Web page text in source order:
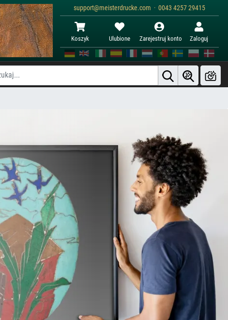
support@meisterdrucke.com · 0043 4257 29415
Koszyk Ulubione Zarejestruj konto Zaloguj